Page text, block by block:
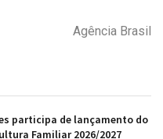
Agência Brasil
participa de lançamento do
Familiar 2026/2027